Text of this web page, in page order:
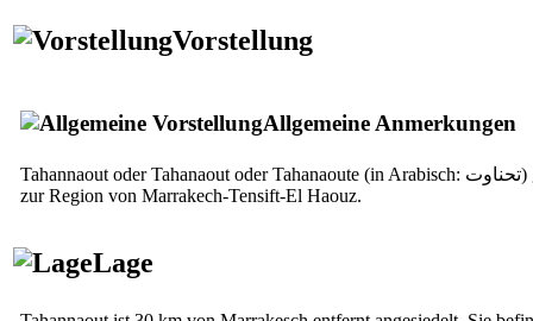
Vorstellung
Allgemeine Anmerkungen
Tahannaout oder Tahanaout oder Tahanaoute (in Arabisch: تحناوت)
zur Region von Marrakech-Tensift-El Haouz.
Lage